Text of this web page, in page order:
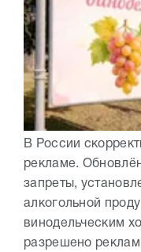
В России
рекламе.
запреты,
алкогольной
винодельческим
разрешено